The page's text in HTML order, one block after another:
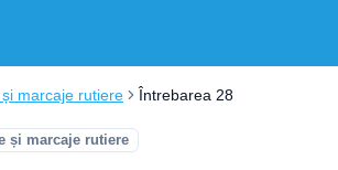
marcaje rutiere Întrebarea 28
și marcaje rutiere